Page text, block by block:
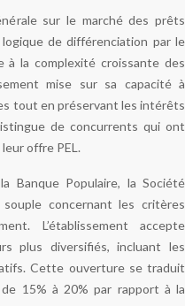
sur le marché des prêts
de différenciation par le
à la complexité croissante des
mise sur sa capacité à
tout en préservant les intérêts
de concurrents qui ont
offre PEL.
Banque Populaire, la Société
concernant les critères
L’établissement accepte
plus diversifiés, incluant les
Cette ouverture se traduit
15% à 20% par rapport à la